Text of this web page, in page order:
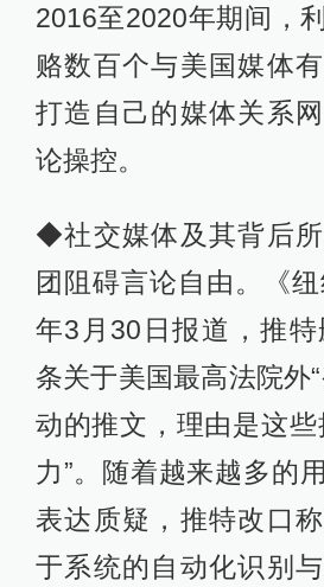
2016至2020年期间，
赂数百个与美国媒体
打造自己的媒体关系
论操控。
◆社交媒体及其背后
团阻碍言论自由。《
年3月30日报道，推
条关于美国最高法院外
动的推文，理由是这些
力”。随着越来越多的
表达质疑，推特改口
于系统的自动化识别